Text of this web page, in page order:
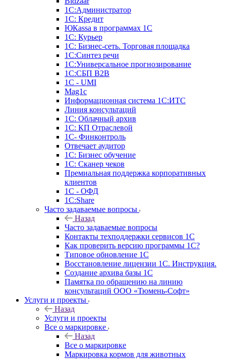
1С:Администратор
1С: Кредит
ЮКаssа в программах 1С
1С: Курьер
1С: Бизнес-сеть. Торговая площадка
1С:Синтез речи
1С:Универсальное прогнозирование
1С:СБП B2B
1C - UMI
Mag1c
Информационная система 1С:ИТС
Линия консультаций
1С: Облачный архив
1С: КП Отраслевой
1С- Финконтроль
Отвечает аудитор
1С: Бизнес обучение
1С: Сканер чеков
Премиальная поддержка корпоративных
клиентов
1С - ОФД
1С:Share
Часто задаваемые вопросы
Назад
Часто задаваемые вопросы
Контакты техподдержки сервисов 1С
Как проверить версию программы 1С?
Типовое обновление 1С
Восстановление лицензии 1С. Инструкция.
Создание архива базы 1С
Памятка по обращению на линию
консультаций ООО «Тюмень-Софт»
Услуги и проекты
Назад
Услуги и проекты
Все о маркировке
Назад
Все о маркировке
Маркировка кормов для животных